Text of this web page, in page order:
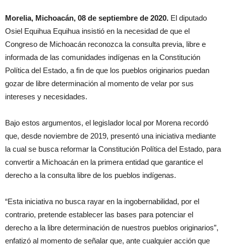
Morelia, Michoacán, 08 de septiembre de 2020. El diputado
Osiel Equihua Equihua insistió en la necesidad de que el
Congreso de Michoacán reconozca la consulta previa, libre e
informada de las comunidades indígenas en la Constitución
Política del Estado, a fin de que los pueblos originarios puedan
gozar de libre determinación al momento de velar por sus
intereses y necesidades.
Bajo estos argumentos, el legislador local por Morena recordó
que, desde noviembre de 2019, presentó una iniciativa mediante
la cual se busca reformar la Constitución Política del Estado, para
convertir a Michoacán en la primera entidad que garantice el
derecho a la consulta libre de los pueblos indígenas.
“Esta iniciativa no busca rayar en la ingobernabilidad, por el
contrario, pretende establecer las bases para potenciar el
derecho a la libre determinación de nuestros pueblos originarios”,
enfatizó al momento de señalar que, ante cualquier acción que